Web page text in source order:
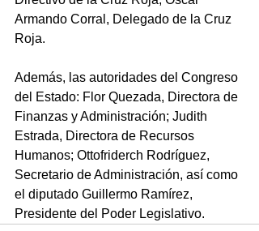
Armando Corral, Delegado de la Cruz
Roja.
Además, las autoridades del Congreso
del Estado: Flor Quezada, Directora de
Finanzas y Administración; Judith
Estrada, Directora de Recursos
Humanos; Ottofriderch Rodríguez,
Secretario de Administración, así como
el diputado Guillermo Ramírez,
Presidente del Poder Legislativo.